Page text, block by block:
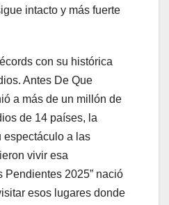
intacto y más fuerte
con su histórica
Antes De Que
a más de un millón de
de 14 países, la
espectáculo a las
vivir esa
Pendientes 2025” nació
esos lugares donde